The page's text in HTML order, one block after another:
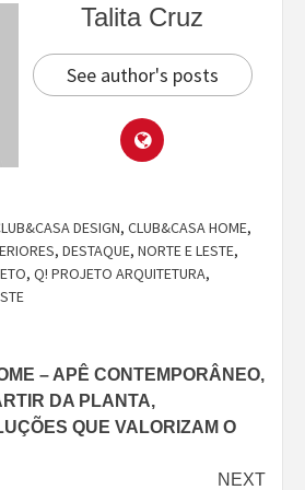
Talita Cruz
See author's posts
DESIGN, CLUB&CASA HOME,
, DESTAQUE, NORTE E LESTE,
, Q! PROJETO ARQUITETURA,
– APÊ CONTEMPORÂNEO,
DA PLANTA,
QUE VALORIZAM O
NEXT